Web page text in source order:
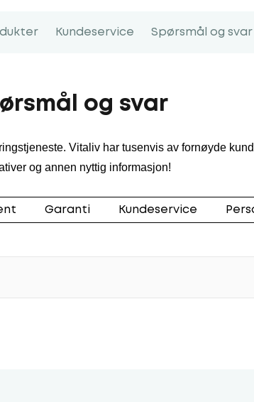
Kundeservice Spørsmål og svar
og svar
Vitaliv har tusenvis av fornøyde
og annen nyttig informasjon!
Garanti Kundeservice